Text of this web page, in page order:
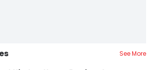
See More